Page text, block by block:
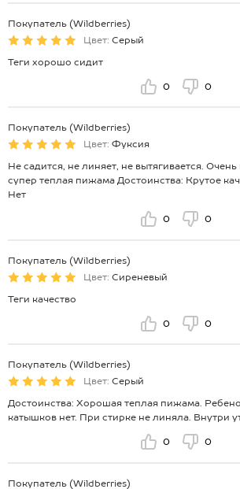
Покупатель (Wildberries)
Цвет: Серый
Теги хорошо сидит
0 0
Покупатель (Wildberries)
Цвет: Фуксия
Не садится, не линяет, не вытягивается. Очень
супер теплая пижама Достоинства: Крутое
Нет
0 0
Покупатель (Wildberries)
Цвет: Сиреневый
Теги качество
0 0
Покупатель (Wildberries)
Цвет: Серый
Достоинства: Хорошая теплая пижама.
катышков нет. При стирке не линяла. Внутри
0 0
Покупатель (Wildberries)